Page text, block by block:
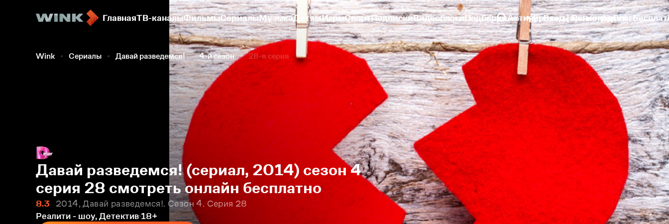
ГлавнаяТВ-каналыФильмыСериалыМузыкаДетямИгрыСпортПодпискиВидеоблогиПодборкиАктивировать промокодБлог
Вход | Регистрация
Wink Сериалы Давай разведемся! 4-й сезон 28-я серия
Давай разведемся! (сериал, 2014) сезон 4
серия 28 смотреть онлайн бесплатно
8.3
2014, Давай разведемся!. Сезон 4. Серия 28
Реалити - шоу, Детектив 18+